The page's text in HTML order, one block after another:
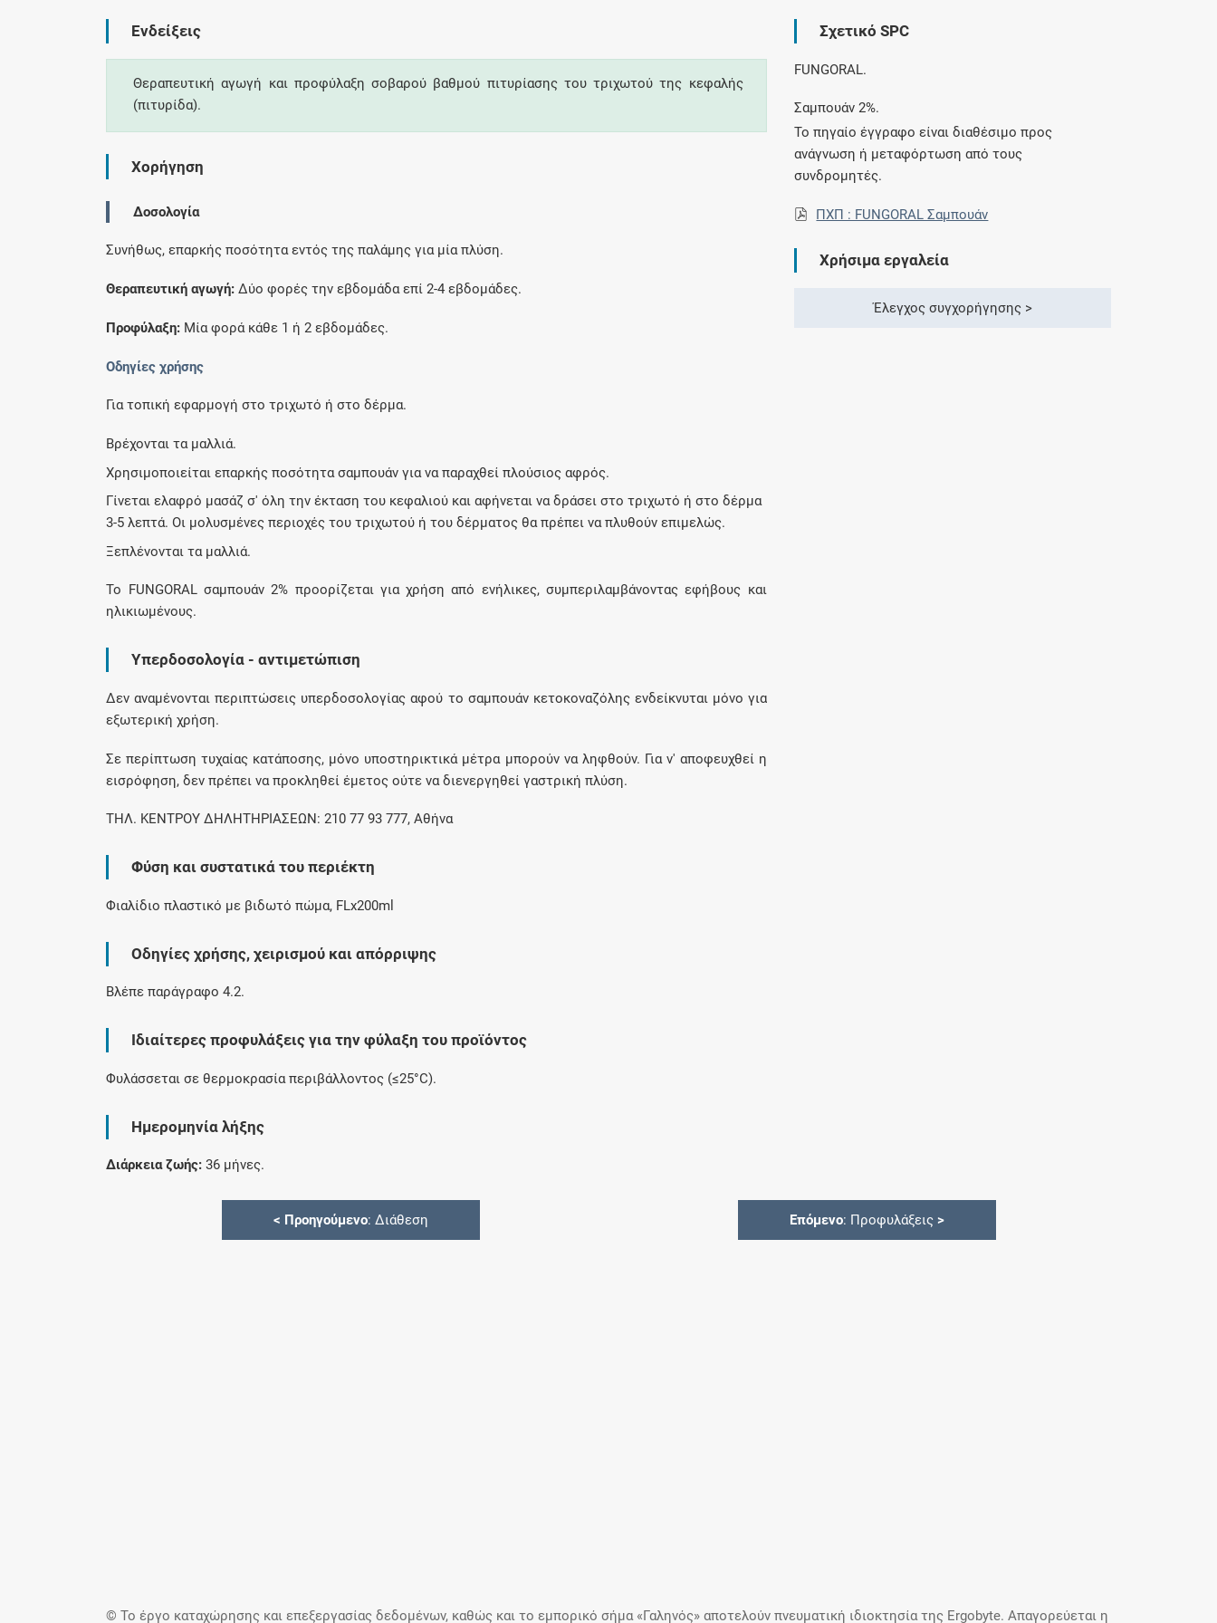
Συνδρομές
Μάθετε περισσότερα για τα οφέλη και τις
προγραμμάτων
νόσους, συμπτώματα και ιατρικές πράξεις
Ενδείξεις
Θεραπευτική αγωγή και προφύλαξη σοβαρού βαθμού πιτυρίασης του τριχωτού της κεφαλής
(πιτυρίδα).
Χορήγηση
Δοσολογία
Συνήθως, επαρκής ποσότητα εντός της παλάμης για μία πλύση.
Θεραπευτική αγωγή: Δύο φορές την εβδομάδα επί 2-4 εβδομάδες.
Προφύλαξη: Μία φορά κάθε 1 ή 2 εβδομάδες.
Οδηγίες χρήσης
Για τοπική εφαρμογή στο τριχωτό ή στο δέρμα.
Βρέχονται τα μαλλιά.
Χρησιμοποιείται επαρκής ποσότητα σαμπουάν για να παραχθεί πλούσιος αφρός.
Γίνεται ελαφρό μασάζ σ' όλη την έκταση του κεφαλιού και αφήνεται να δράσει στο τριχωτό ή στο δέρμα
3-5 λεπτά. Οι μολυσμένες περιοχές του τριχωτού ή του δέρματος θα πρέπει να πλυθούν επιμελώς.
Ξεπλένονται τα μαλλιά.
Το FUNGORAL σαμπουάν 2% προορίζεται για χρήση από ενήλικες, συμπεριλαμβάνοντας εφήβους και
ηλικιωμένους.
Υπερδοσολογία - αντιμετώπιση
Δεν αναμένονται περιπτώσεις υπερδοσολογίας αφού το σαμπουάν κετοκοναζόλης ενδείκνυται μόνο για
εξωτερική χρήση.
Σε περίπτωση τυχαίας κατάποσης, μόνο υποστηρικτικά μέτρα μπορούν να ληφθούν. Για ν' αποφευχθεί η
εισρόφηση, δεν πρέπει να προκληθεί έμετος ούτε να διενεργηθεί γαστρική πλύση.
ΤΗΛ. ΚΕΝΤΡΟΥ ΔΗΛΗΤΗΡΙΑΣΕΩΝ: 210 77 93 777, Αθήνα
Φύση και συστατικά του περιέκτη
Φιαλίδιο πλαστικό με βιδωτό πώμα, FLx200ml
Οδηγίες χρήσης, χειρισμού και απόρριψης
Βλέπε παράγραφο 4.2.
Ιδιαίτερες προφυλάξεις για την φύλαξη του προϊόντος
Φυλάσσεται σε θερμοκρασία περιβάλλοντος (≤25°C).
Ημερομηνία λήξης
Διάρκεια ζωής: 36 μήνες.
Σχετικό SPC
FUNGORAL.
Σαμπουάν 2%.
Το πηγαίο έγγραφο είναι διαθέσιμο προς
ανάγνωση ή μεταφόρτωση από τους
συνδρομητές.
ΠΧΠ : FUNGORAL Σαμπουάν
Χρήσιμα εργαλεία
Έλεγχος συγχορήγησης >
< Προηγούμενο: Διάθεση Επόμενο: Προφυλάξεις >
© Το έργο καταχώρησης και επεξεργασίας δεδομένων, καθώς και το εμπορικό σήμα «Γαληνός» αποτελούν πνευματική ιδιοκτησία της Ergobyte. Απαγορεύεται η